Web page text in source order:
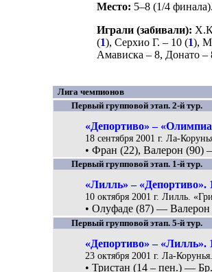
Место: 5–8 (1/4 финала).
Играли (забивали):
(1), Серхио Г. – 10 (1),
Амависка – 8, Донато–
Лига чемпионов
Первый групповой этап. 2-й тур.
«Депортиво» –
18 сентября 2001 г. Ла-
• Фран (22), Валерон (90)
Первый групповой этап. 1-й тур.
«Лилль» – «Депортиво».
10 октября 2001 г. Лилль.
• Олуфаде (87) — Валерон
Первый групповой этап. 5-й тур.
«Депортиво» – «Лилль».
23 октября 2001 г. Ла-
• Тристан (14 – пен.) —